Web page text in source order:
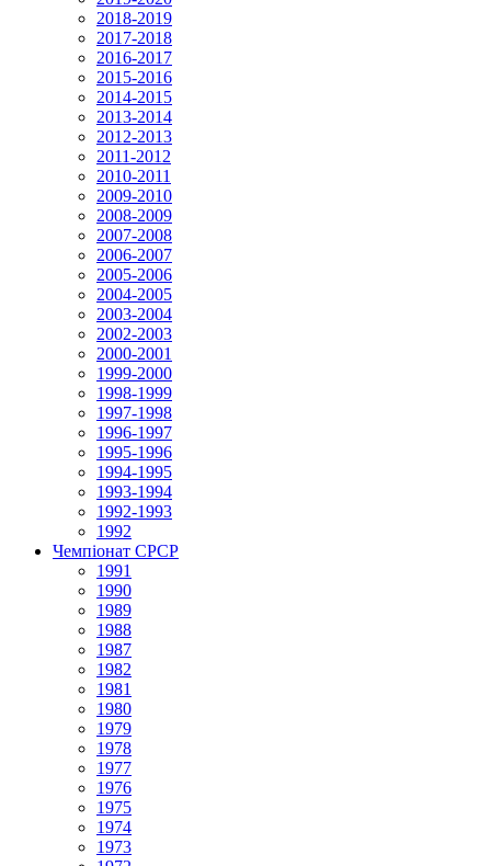
2018-2019
2017-2018
2016-2017
2015-2016
2014-2015
2013-2014
2012-2013
2011-2012
2010-2011
2009-2010
2008-2009
2007-2008
2006-2007
2005-2006
2004-2005
2003-2004
2002-2003
2000-2001
1999-2000
1998-1999
1997-1998
1996-1997
1995-1996
1994-1995
1993-1994
1992-1993
1992
Чемпіонат СРСР
1991
1990
1989
1988
1987
1982
1981
1980
1979
1978
1977
1976
1975
1974
1973